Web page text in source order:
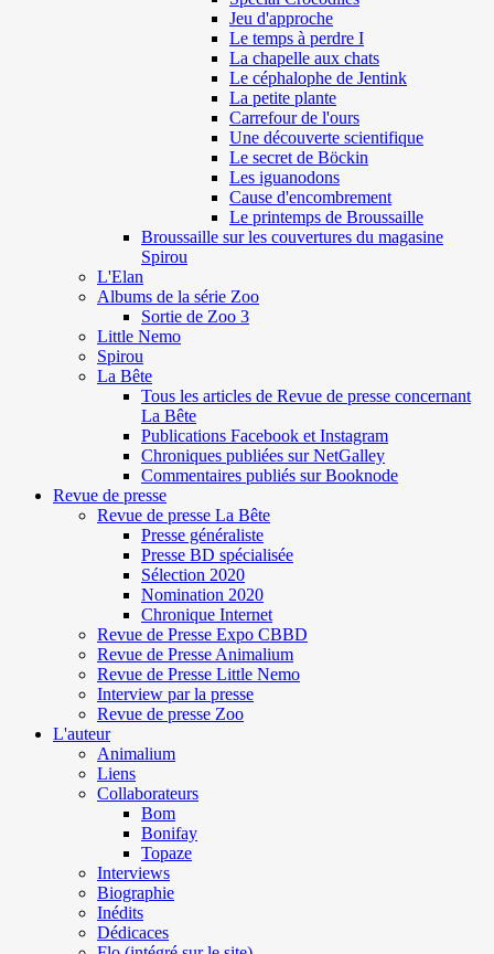
Jeu d'approche
Le temps à perdre I
La chapelle aux chats
Le céphalophe de Jentink
La petite plante
Carrefour de l'ours
Une découverte scientifique
Le secret de Böckin
Les iguanodons
Cause d'encombrement
Le printemps de Broussaille
Broussaille sur les couvertures du magasine
Spirou
L'Elan
Albums de la série Zoo
Sortie de Zoo 3
Little Nemo
Spirou
La Bête
Tous les articles de Revue de presse concernant
La Bête
Publications Facebook et Instagram
Chroniques publiées sur NetGalley
Commentaires publiés sur Booknode
Revue de presse
Revue de presse La Bête
Presse généraliste
Presse BD spécialisée
Sélection 2020
Nomination 2020
Chronique Internet
Revue de Presse Expo CBBD
Revue de Presse Animalium
Revue de Presse Little Nemo
Interview par la presse
Revue de presse Zoo
L'auteur
Animalium
Liens
Collaborateurs
Bom
Bonifay
Topaze
Interviews
Biographie
Inédits
Dédicaces